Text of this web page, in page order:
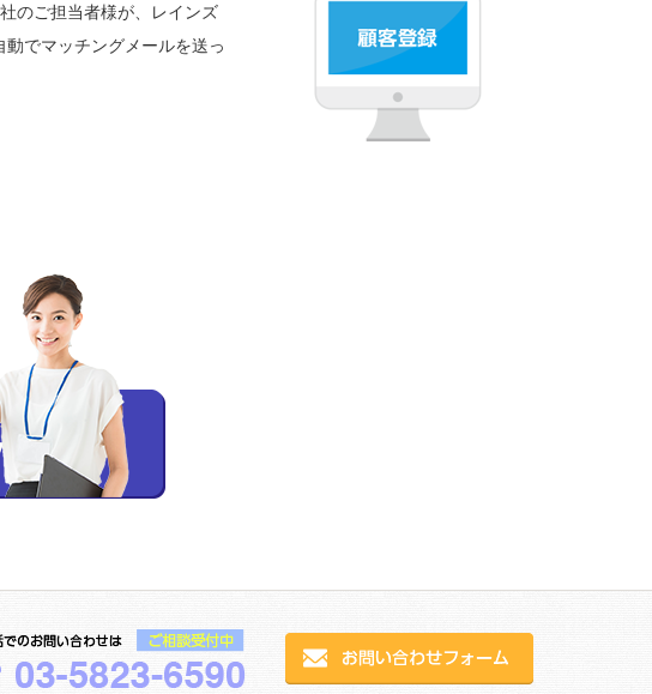
のご担当者様が、レインズ
でマッチングメールを送っ